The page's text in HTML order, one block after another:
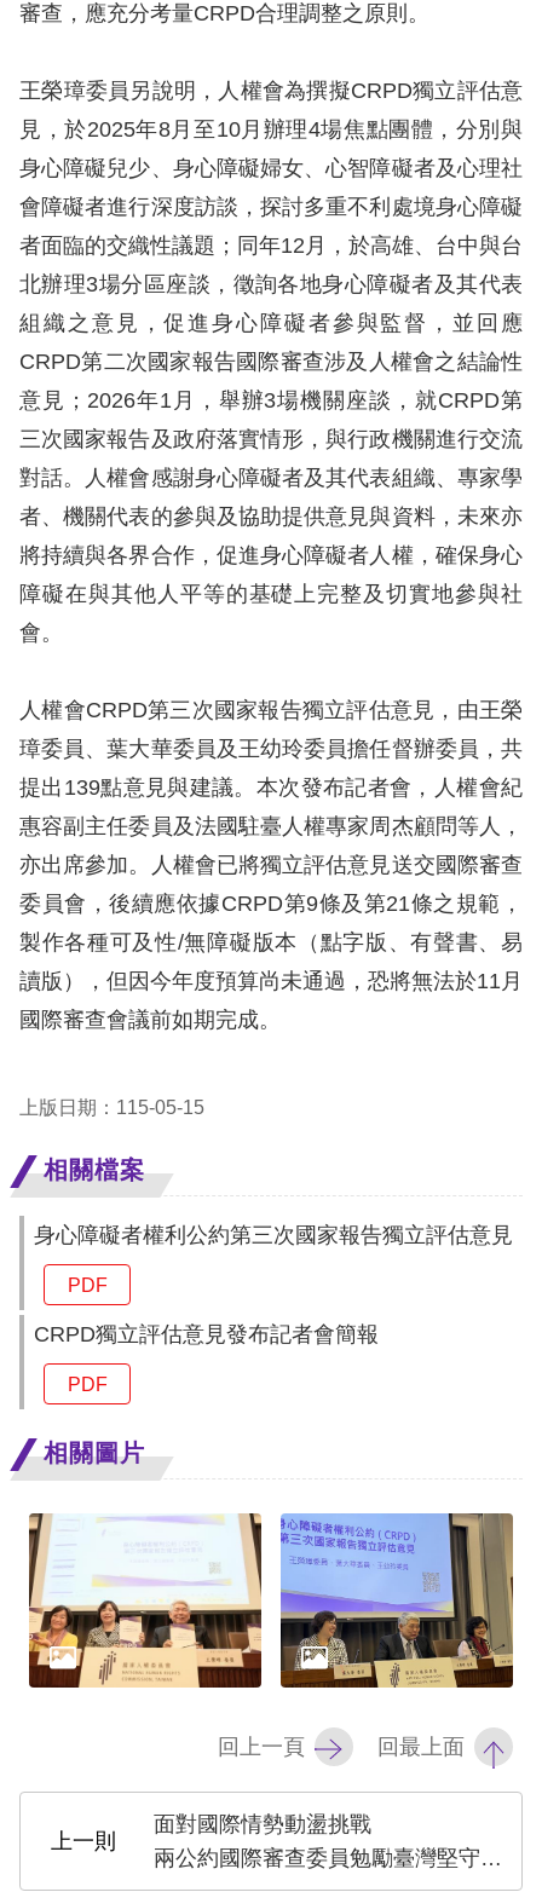
審查，應充分考量CRPD合理調整之原則。
王榮璋委員另說明，人權會為撰擬CRPD獨立評估意
見，於2025年8月至10月辦理4場焦點團體，分別與
身心障礙兒少、身心障礙婦女、心智障礙者及心理社
會障礙者進行深度訪談，探討多重不利處境身心障礙
者面臨的交織性議題；同年12月，於高雄、台中與台
北辦理3場分區座談，徵詢各地身心障礙者及其代表
組織之意見，促進身心障礙者參與監督，並回應
CRPD第二次國家報告國際審查涉及人權會之結論性
意見；2026年1月，舉辦3場機關座談，就CRPD第
三次國家報告及政府落實情形，與行政機關進行交流
對話。人權會感謝身心障礙者及其代表組織、專家學
者、機關代表的參與及協助提供意見與資料，未來亦
將持續與各界合作，促進身心障礙者人權，確保身心
障礙在與其他人平等的基礎上完整及切實地參與社
會。
人權會CRPD第三次國家報告獨立評估意見，由王榮
璋委員、葉大華委員及王幼玲委員擔任督辦委員，共
提出139點意見與建議。本次發布記者會，人權會紀
惠容副主任委員及法國駐臺人權專家周杰顧問等人，
亦出席參加。人權會已將獨立評估意見送交國際審查
委員會，後續應依據CRPD第9條及第21條之規範，
製作各種可及性/無障礙版本（點字版、有聲書、易
讀版），但因今年度預算尚未通過，恐將無法於11月
國際審查會議前如期完成。
上版日期：115-05-15
相關檔案
身心障礙者權利公約第三次國家報告獨立評估意見
PDF
CRPD獨立評估意見發布記者會簡報
PDF
相關圖片
回上一頁 回最上面
面對國際情勢動盪挑戰
兩公約國際審查委員勉勵臺灣堅守人權根基